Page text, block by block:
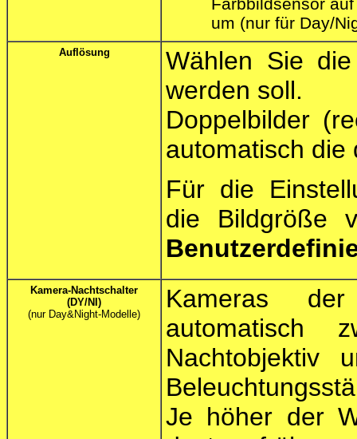
Farbbildsensor
um (nur für Day/
Auflösung
Wählen Sie
werden soll.
Doppelbilder
automatisch die
Für die
die Bildgröße
Kamera-Nachtschalter
(DY/NI)
(nur Day&Night-Modelle)
Kameras
automatisch
Nachtobjektiv
Je höher der